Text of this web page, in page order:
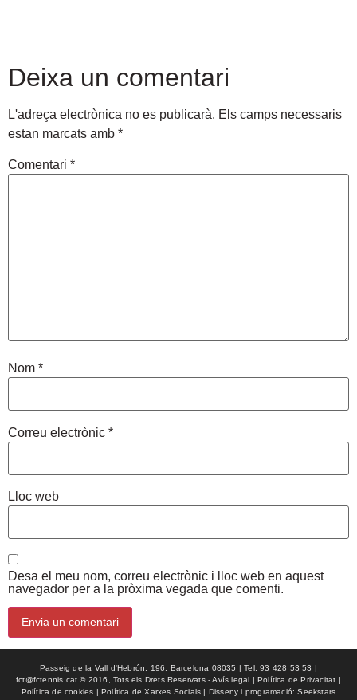
Deixa un comentari
L'adreça electrònica no es publicarà. Els camps necessaris
estan marcats amb *
Comentari *
Nom *
Correu electrònic *
Lloc web
Desa el meu nom, correu electrònic i lloc web en aquest
navegador per a la pròxima vegada que comenti.
Passeig de la Vall d'Hebrón, 196. Barcelona 08035 | Tel. 93 428 53 53 |
fct@fctennis.cat © 2016, Tots els Drets Reservats - Avís legal | Política de Privacitat |
Política de cookies | Política de Xarxes Socials | Disseny i programació: Seekstars